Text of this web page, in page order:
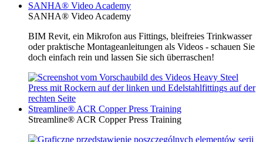
SANHA® Video Academy
SANHA® Video Academy
BIM Revit, ein Mikrofon aus Fittings, bleifreies Trinkwasser
oder praktische Montageanleitungen als Videos - schauen Sie
doch einfach rein und lassen Sie sich überraschen!
Streamline® ACR Copper Press Training
Streamline® ACR Copper Press Training